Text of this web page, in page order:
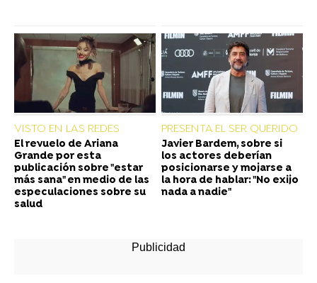
VISTO EN LAS REDES
El revuelo de Ariana
Grande por esta
publicación sobre "estar
más sana" en medio de las
especulaciones sobre su
salud
PRESENTA EL SER QUERIDO
Javier Bardem, sobre si
los actores deberían
posicionarse y mojarse a
la hora de hablar: "No exijo
nada a nadie"